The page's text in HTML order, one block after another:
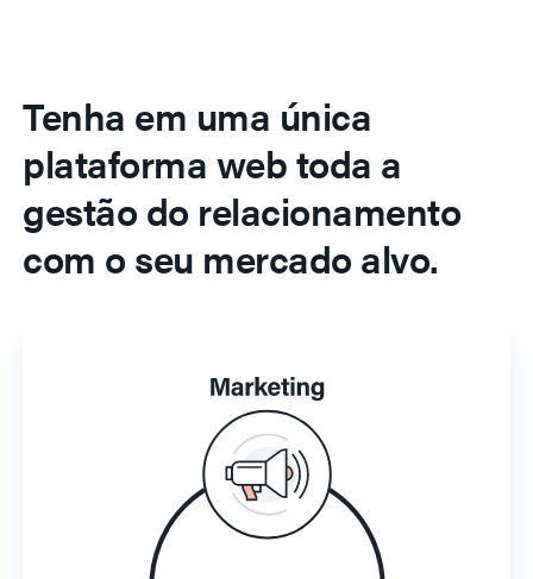
Tenha em uma única
plataforma web toda a
gestão do relacionamento
com o seu mercado alvo.